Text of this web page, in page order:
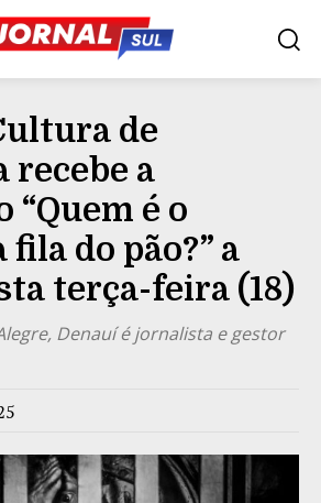
de
recebe a
“Quem é o
fila do pão?” a
terça-feira (18)
Denauí é jornalista e gestor